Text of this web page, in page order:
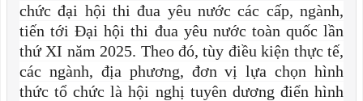
chức đại hội thi đua yêu nước các cấp, ngành,
tiến tới Đại hội thi đua yêu nước toàn quốc lần
thứ XI năm 2025. Theo đó, tùy điều kiện thực tế,
các ngành, địa phương, đơn vị lựa chọn hình
thức tổ chức là hội nghị tuyên dương điển hình